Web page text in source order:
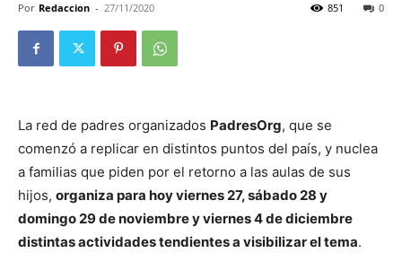
Por Redaccion - 27/11/2020 0
851
La red de padres organizados PadresOrg, que se
comenzó a replicar en distintos puntos del país, y nuclea
a familias que piden por el retorno a las aulas de sus
hijos, organiza para hoy viernes 27, sábado 28 y
domingo 29 de noviembre y viernes 4 de diciembre
distintas actividades tendientes a visibilizar el tema.